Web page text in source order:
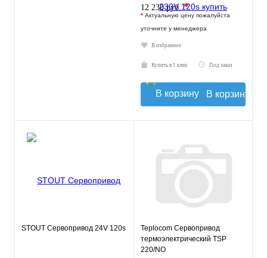
12 230 руб.*
* Актуальную цену пожалуйста
уточните у менеджера
В избранное
Купить в 1 клик Под заказ
В корзину
STOUT Сервопривод 24V 120s
Teplocom Сервопривод
термоэлектрический TSP
220/NO